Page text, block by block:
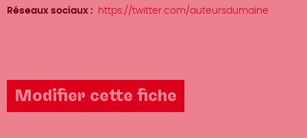
Réseaux sociaux https://twitter.com/auteursdumaine
Modifier cette fiche